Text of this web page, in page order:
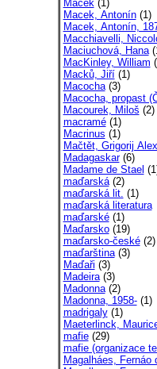
Macek(1)
Macek, Antonín(1)
Macek, Antonín,
Macchiavelli,
Maciuchová, Hana
MacKinley, William
Macků, Jiří(1)
Macocha(3)
Macocha, propast
Macourek, Miloš (2)
macramé(1)
Macrinus (1)
Mačtět, Grigorij
Madagaskar(6)
Madame de Stael
maďarská(2)
maďarská lit. (1)
maďarská literatura
maďarské(1)
Maďarsko(19)
maďarsko-české(2)
maďarština(3)
Maďaři (3)
Madeira(3)
Madonna(2)
Madonna, 1958-(1)
madrigaly(1)
Maeterlinck,
mafie(29)
mafie (organizace
Magalháes, Fernáo